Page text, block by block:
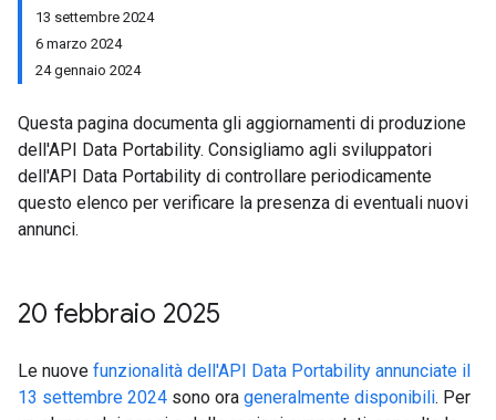
13 settembre 2024
6 marzo 2024
24 gennaio 2024
Questa pagina documenta gli aggiornamenti di produzione
dell'API Data Portability. Consigliamo agli sviluppatori
dell'API Data Portability di controllare periodicamente
questo elenco per verificare la presenza di eventuali nuovi
annunci.
20 febbraio 2025
Le nuove funzionalità dell'API Data Portability annunciate il
13 settembre 2024 sono ora generalmente disponibili. Per